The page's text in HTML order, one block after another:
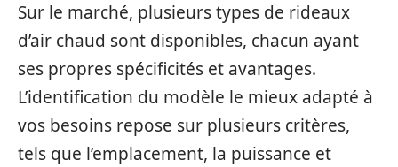
Sur le marché, plusieurs types de rideaux
d’air chaud sont disponibles, chacun ayant
ses propres spécificités et avantages.
L’identification du modèle le mieux adapté à
vos besoins repose sur plusieurs critères,
tels que l’emplacement, la puissance et